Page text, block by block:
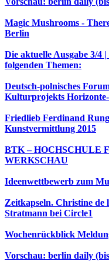
Magic Mushrooms -
Berlin
Die aktuelle Ausgabe 3/4
folgenden Themen:
Deutsch-polnisches
Kulturprojekts
Friedlieb Ferdinand
Kunstvermittlung 2015
BTK – HOCHSCHULE
WERKSCHAU
Ideenwettbewerb zum
Zeitkapseln. Christine de
Stratmann bei Circle1
Wochenrückblick
Vorschau: berlin daily